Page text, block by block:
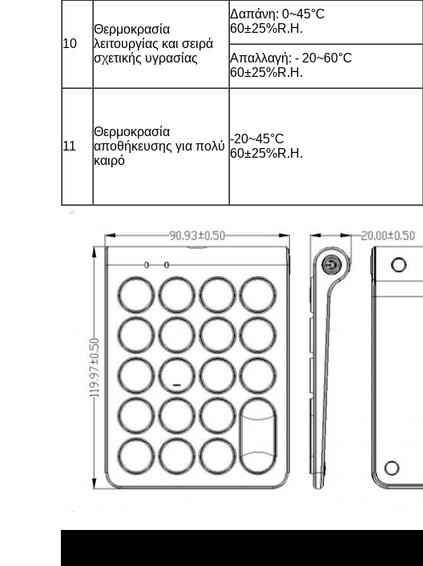
10
Θερμοκρασία
λειτουργίας και σειρά
σχετικής υγρασίας
Δαπάνη: 0~45°C
60±25%R.H.
Απαλλαγή: - 20~60°C
60±25%R.H.
11
Θερμοκρασία
αποθήκευσης για πολύ
καιρό
-20~45°C
60±25%R.H.